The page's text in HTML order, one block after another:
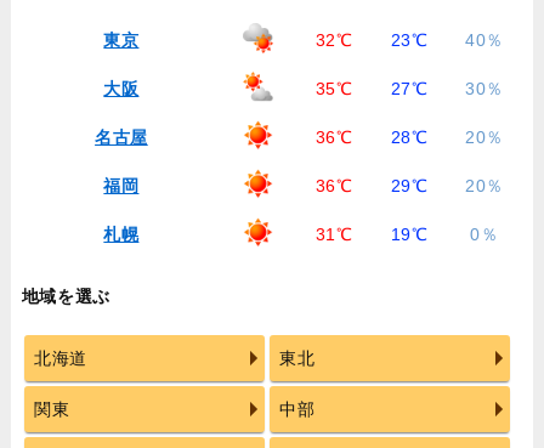
東京 32℃ 23℃ 40％
大阪 35℃ 27℃ 30％
名古屋 36℃ 28℃ 20％
福岡 36℃ 29℃ 20％
札幌 31℃ 19℃ 0％
地域を選ぶ
北海道 東北
関東 中部